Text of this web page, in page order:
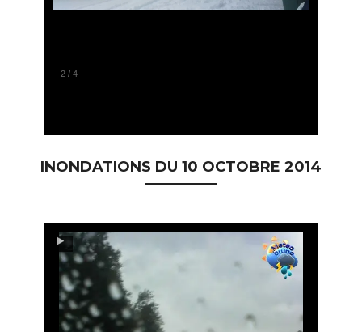
2/ 4
INONDATIONS DU 10 OCTOBRE 2014